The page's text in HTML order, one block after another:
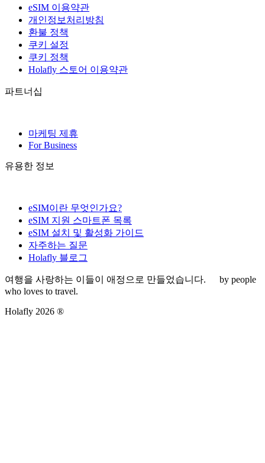
eSIM 이용약관
개인정보처리방침
환불 정책
쿠키 설정
쿠키 정책
Holafly 스토어 이용약관
파트너십
마케팅 제휴
For Business
유용한 정보
eSIM이란 무엇인가요?
eSIM 지원 스마트폰 목록
eSIM 설치 및 활성화 가이드
자주하는 질문
Holafly 블로그
여행을 사랑하는 이들이 애정으로 만들었습니다.
by people
who loves to travel.
Holafly 2026 ®